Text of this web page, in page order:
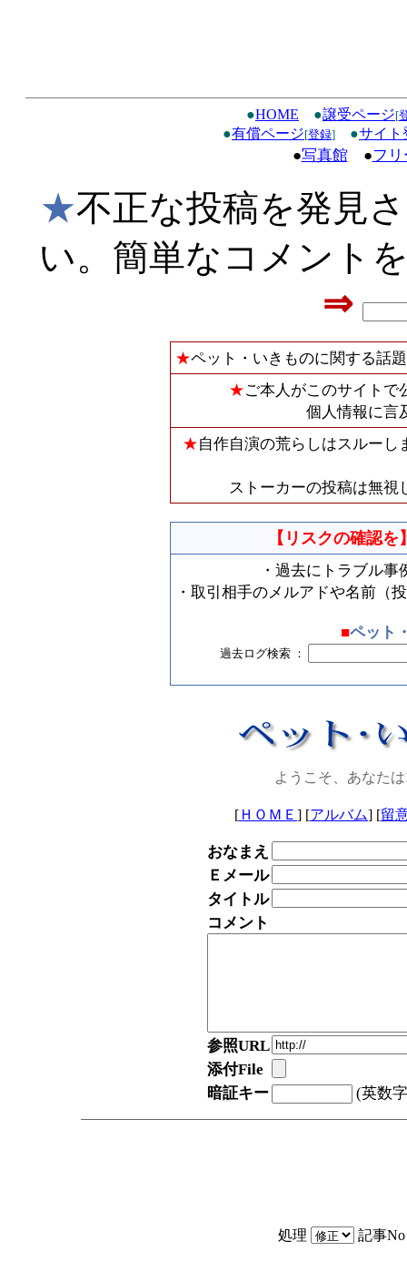
●HOME ●譲受ページ[
●有償ページ[登録] ●サイト
●写真館●フ
★不正な投稿を発見
い。簡単なコメント
⇒
★ペット・いきものに関する話
★ご本人がこのサイトで
個人情報に言
★自作自演の荒らしはスルー
ストーカーの投稿は無視
【リスクの確認を
・過去にトラブル
・取引相手のメルアドや名前（
■ペット
過去ログ検索 ：
ようこそ、あなたは
[ ＨＯＭＥ ] [アルバム] [留
おなまえ
Ｅメール
タイトル
コメント
参照URL
添付File
暗証キー
(英数
処理 記事